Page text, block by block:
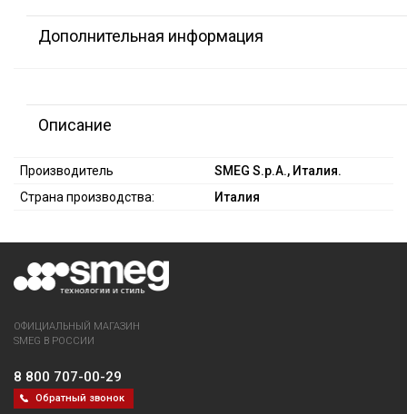
Дополнительная информация
Описание
Производитель
SMEG S.p.A., Италия.
Страна производства:
Италия
ОФИЦИАЛЬНЫЙ МАГАЗИН
SMEG В РОССИИ
8 800 707-00-29
Обратный звонок